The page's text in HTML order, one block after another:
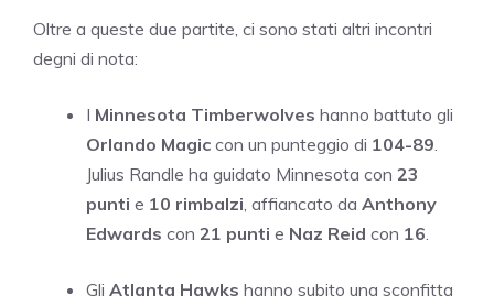
Oltre a queste due partite, ci sono stati altri incontri
degni di nota:
I Minnesota Timberwolves hanno battuto gli
Orlando Magic con un punteggio di 104-89
Julius Randle ha guidato Minnesota con 23
punti e 10 rimbalzi , affiancato da Anthony
Edwards con 21 punti e Naz Reid con 16
Gli Atlanta Hawks hanno subito una sconfitta